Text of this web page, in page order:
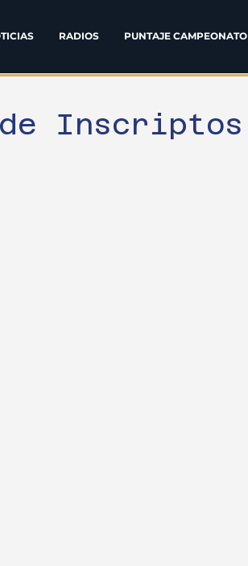
RADIOS PUNTAJE CAMPEONATO
de Inscriptos